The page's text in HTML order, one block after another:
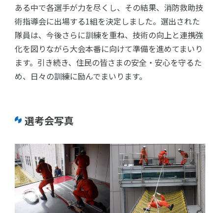
ある中で各選手が力を尽くし、その結果、消防救助技
術指導会に出場する1組を決定しました。選出された
隊員は、今後さらに訓練を重ね、技術の向上と連携強
化を図りながら大会本番に向けて準備を進めてまいり
ます。引き続き、住民の皆さまの安全・安心を守るた
め、日々の訓練に励んでまいります。
選考会写真